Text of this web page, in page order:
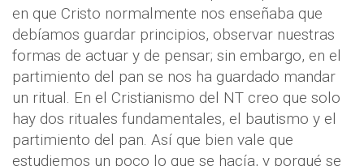
en que Cristo normalmente nos enseñaba que
debíamos guardar principios, observar nuestras
formas de actuar y de pensar; sin embargo, en el
partimiento del pan se nos ha guardado mandar
un ritual. En el Cristianismo del NT creo que solo
hay dos rituales fundamentales, el bautismo y el
partimiento del pan. Así que bien vale que
estudiemos un poco lo que se hacía, y porqué se